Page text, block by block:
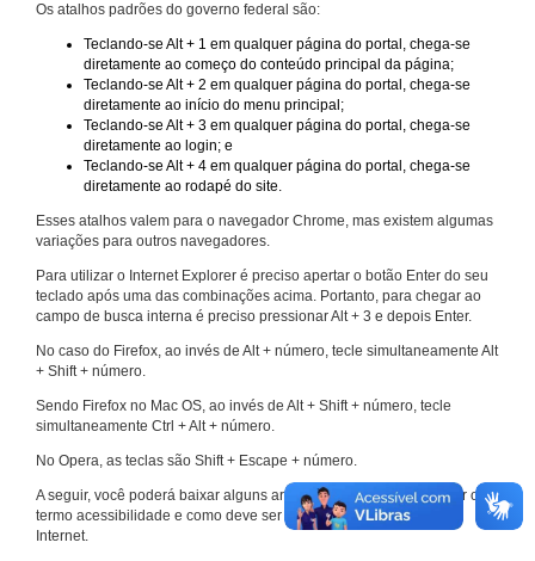
Os atalhos padrões do governo federal são:
Teclando-se Alt + 1 em qualquer página do portal, chega-se
diretamente ao começo do conteúdo principal da página;
Teclando-se Alt + 2 em qualquer página do portal, chega-se
diretamente ao início do menu principal;
Teclando-se Alt + 3 em qualquer página do portal, chega-se
diretamente ao login; e
Teclando-se Alt + 4 em qualquer página do portal, chega-se
diretamente ao rodapé do site.
Esses atalhos valem para o navegador Chrome, mas existem algumas
variações para outros navegadores.
Para utilizar o Internet Explorer é preciso apertar o botão Enter do seu
teclado após uma das combinações acima. Portanto, para chegar ao
campo de busca interna é preciso pressionar Alt + 3 e depois Enter.
No caso do Firefox, ao invés de Alt + número, tecle simultaneamente Alt
+ Shift + número.
Sendo Firefox no Mac OS, ao invés de Alt + Shift + número, tecle
simultaneamente Ctrl + Alt + número.
No Opera, as teclas são Shift + Escape + número.
A seguir, você poderá baixar alguns arquivos que explicam melhor o
termo acessibilidade e como deve ser implementado nos sites da
Internet.